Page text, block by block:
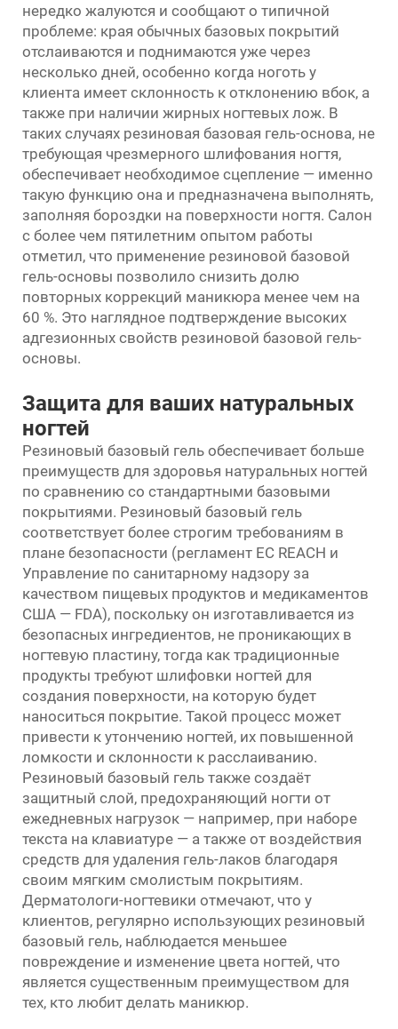
нередко жалуются и сообщают о типичной
проблеме: края обычных базовых покрытий
отслаиваются и поднимаются уже через
несколько дней, особенно когда ноготь у
клиента имеет склонность к отклонению вбок, а
также при наличии жирных ногтевых лож. В
таких случаях резиновая базовая гель-основа, не
требующая чрезмерного шлифования ногтя,
обеспечивает необходимое сцепление — именно
такую функцию она и предназначена выполнять,
заполняя бороздки на поверхности ногтя. Салон
с более чем пятилетним опытом работы
отметил, что применение резиновой базовой
гель-основы позволило снизить долю
повторных коррекций маникюра менее чем на
60 %. Это наглядное подтверждение высоких
адгезионных свойств резиновой базовой гель-
основы.
Защита для ваших натуральных
ногтей
Резиновый базовый гель обеспечивает больше
преимуществ для здоровья натуральных ногтей
по сравнению со стандартными базовыми
покрытиями. Резиновый базовый гель
соответствует более строгим требованиям в
плане безопасности (регламент ЕС REACH и
Управление по санитарному надзору за
качеством пищевых продуктов и медикаментов
США — FDA), поскольку он изготавливается из
безопасных ингредиентов, не проникающих в
ногтевую пластину, тогда как традиционные
продукты требуют шлифовки ногтей для
создания поверхности, на которую будет
наноситься покрытие. Такой процесс может
привести к утончению ногтей, их повышенной
ломкости и склонности к расслаиванию.
Резиновый базовый гель также создаёт
защитный слой, предохраняющий ногти от
ежедневных нагрузок — например, при наборе
текста на клавиатуре — а также от воздействия
средств для удаления гель-лаков благодаря
своим мягким смолистым покрытиям.
Дерматологи-ногтевики отмечают, что у
клиентов, регулярно использующих резиновый
базовый гель, наблюдается меньшее
повреждение и изменение цвета ногтей, что
является существенным преимуществом для
тех, кто любит делать маникюр.